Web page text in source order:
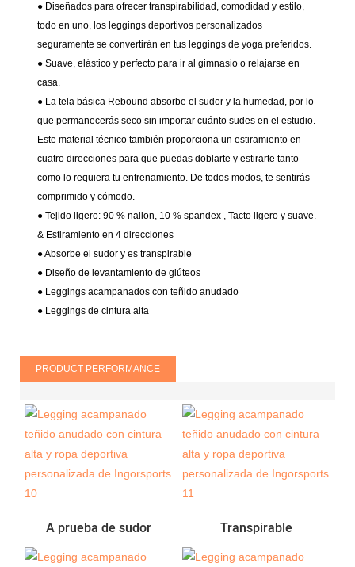
● Diseñados para ofrecer transpirabilidad, comodidad y estilo,
todo en uno, los leggings deportivos personalizados
seguramente se convertirán en tus leggings de yoga preferidos.
● Suave, elástico y perfecto para ir al gimnasio o relajarse en
casa.
● La tela básica Rebound absorbe el sudor y la humedad, por lo
que permanecerás seco sin importar cuánto sudes en el estudio.
Este material técnico también proporciona un estiramiento en
cuatro direcciones para que puedas doblarte y estirarte tanto
como lo requiera tu entrenamiento. De todos modos, te sentirás
comprimido y cómodo.
● Tejido ligero: 90 % nailon, 10 % spandex , Tacto ligero y suave.
& Estiramiento en 4 direcciones
●Absorbe el sudor y es transpirable
● Diseño de levantamiento de glúteos
● Leggings acampanados con teñido anudado
● Leggings de cintura alta
PRODUCT PERFORMANCE
A prueba de sudor Transpirable